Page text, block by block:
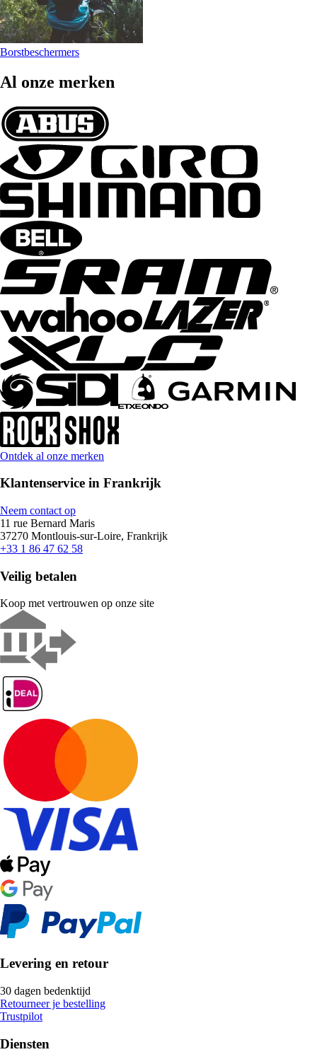
Borstbeschermers
Al onze merken
Ontdek al onze merken
Klantenservice in Frankrijk
Neem contact op
11 rue Bernard Maris
37270 Montlouis-sur-Loire, Frankrijk
+33 1 86 47 62 58
Veilig betalen
Koop met vertrouwen op onze site
Levering en retour
30 dagen bedenktijd
Retourneer je bestelling
Trustpilot
Diensten